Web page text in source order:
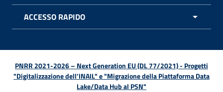
ACCESSO RAPIDO
PNRR 2021-2026 – Next Generation EU (DL 77/2021) - Progetti
"Digitalizzazione dell’INAIL" e "Migrazione della Piattaforma Data
Lake/Data Hub al PSN"